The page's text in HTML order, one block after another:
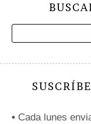
• Cada lunes